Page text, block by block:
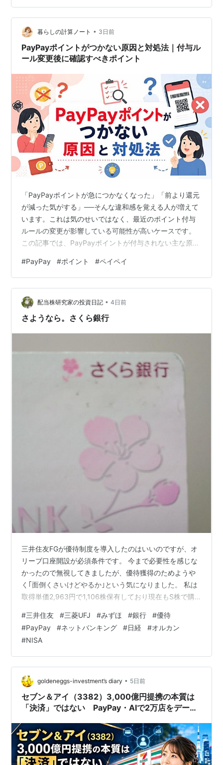
車場が5台と提携のがある、らしいです。 電車ですと岐
阜駅から徒歩45分、名鉄岐阜駅からだと40分ほど。 LRT
の…
暮らしの計算ノート • 3日前
PayPayポイントがつかない原因と対処法｜付与ル
ール変更後に確認すべきポイント
「PayPayポイントが急につかなくなった」「前より還元
が減った気がする」──そんな違和感を覚える人が増えて
います。これは気のせいではなく、最近のポイント付与
ルールの変更が影響している可能性が高いケースです。
この記事では、PayPayポイントが付与されない主な原因
法と対処法をわかりやすくまとめます。 まず押さえてお
きたい：ポイント付与ルールが変わった 原因①：本人確
認が完了していない 原因②：PayPayポイントで支払っ
た分だった 原因③：他社発行のクレジットカードで支払
っている 原因④：チャージ残高払いとクレジット払いの
#PayPay #ポイント #ペイペイ
配当株研究家の投資日記 • 4日前
さようなら。さくら銀行
三井住友FGが優待制度を導入したのはいいのですが、オ
リーブ口座開設が必須条件です。 今まで必要性を感じな
かったので無視してきましたが、優待獲得のためようや
く｢面倒くさいけどやるか｣という気になりました。 私は
取得単価2,963円で1,106株保有しており現在もS株で購
(気が遠くなりますが)やらないのはもったいないですか
ら。 通帳が無くなるのはネットバンキングなら仕方ない
事ですし、キャッシュカードが無くなってもオリーブカ
ードが送られてくるとのことで｢何もない｣(本人以外は知
らない)というリスクは避けられます。 しいて言えば、
30年近く愛…
#三井住友 #三菱UFJ #みずほ #銀行 #優待
#PayPay #ネットバンキング #日経 #オルカン
#NISA
goldeneggs-investment’s diary • 5日前
セブン＆アイ（3382）3,000億円提携の本質は
「決済」ではない PayPay・AIで2万店をデータ